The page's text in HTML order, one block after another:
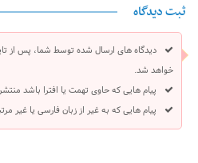
ثبت دیدگاه
دیدگاه های ارسال شده توسط شما، پس از
خواهد شد.
پیام هایی که حاوی تهمت یا افترا باشد
پیام هایی که به غیر از زبان فارسی یا غیر